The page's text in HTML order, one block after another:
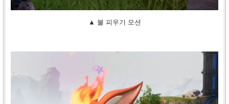
▲ 불 피우기 모션